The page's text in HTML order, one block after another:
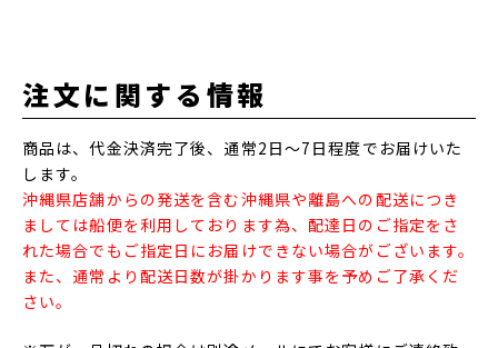
注文に関する情報
商品は、代金決済完了後、通常2日～7日程度でお届けいた
します。
沖縄県店舗からの発送を含む沖縄県や離島への配送につき
ましては船便を利用しております為、配達日のご指定をさ
れた場合でもご指定日にお届けできない場合がございます。
また、通常より配送日数が掛かります事を予めご了承くだ
さい。